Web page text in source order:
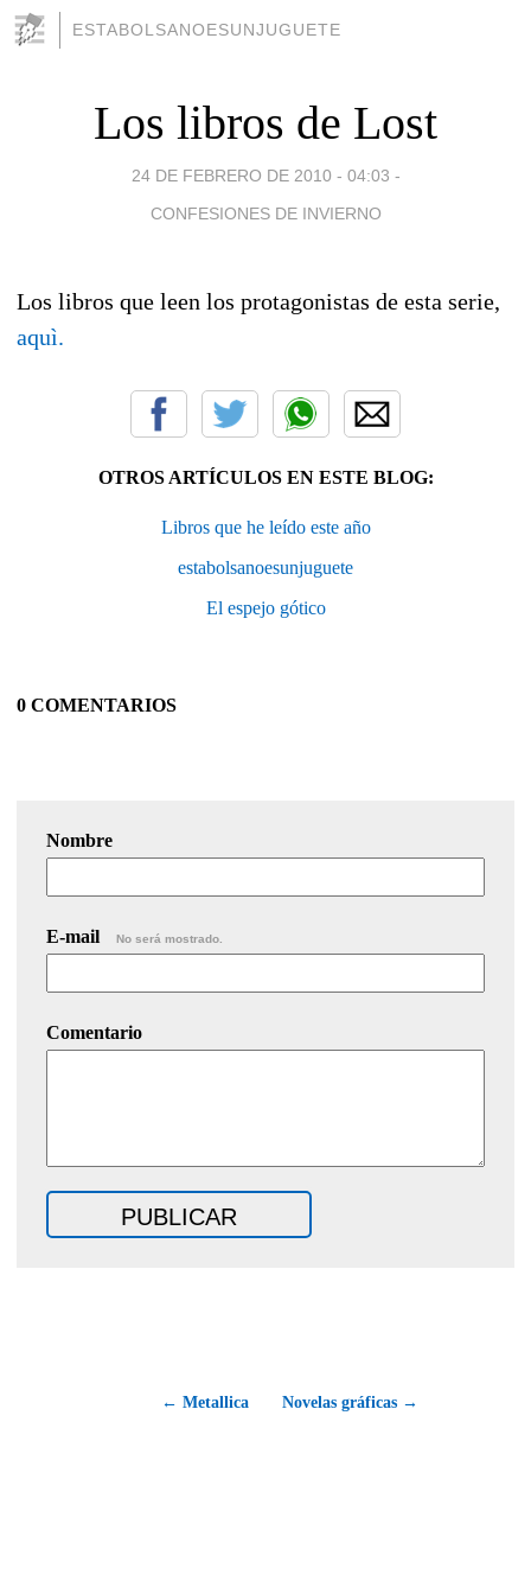
ESTABOLSANOESUNJUGUETE
Los libros de Lost
24 DE FEBRERO DE 2010 - 04:03 -
CONFESIONES DE INVIERNO
Los libros que leen los protagonistas de esta serie,
aquì.
OTROS ARTÍCULOS EN ESTE BLOG:
Libros que he leído este año
estabolsanoesunjuguete
El espejo gótico
0 COMENTARIOS
Nombre
E-mail No será mostrado.
Comentario
← Metallica Novelas gráficas →